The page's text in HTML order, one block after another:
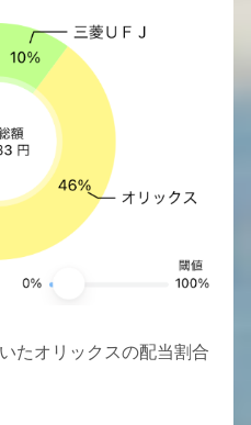
たオリックスの配当割合